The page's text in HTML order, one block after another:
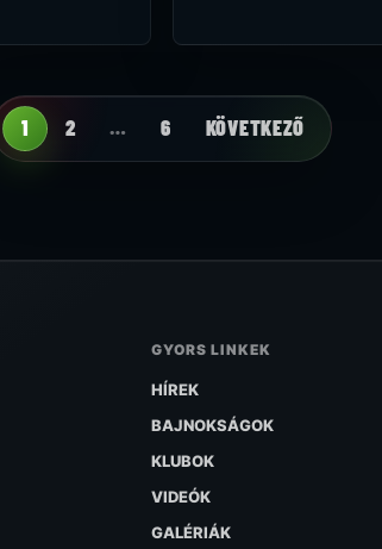
1 2 … 6 KÖVETKEZŐ
GYORS LINKEK
HÍREK
BAJNOKSÁGOK
KLUBOK
VIDEÓK
GALÉRIÁK